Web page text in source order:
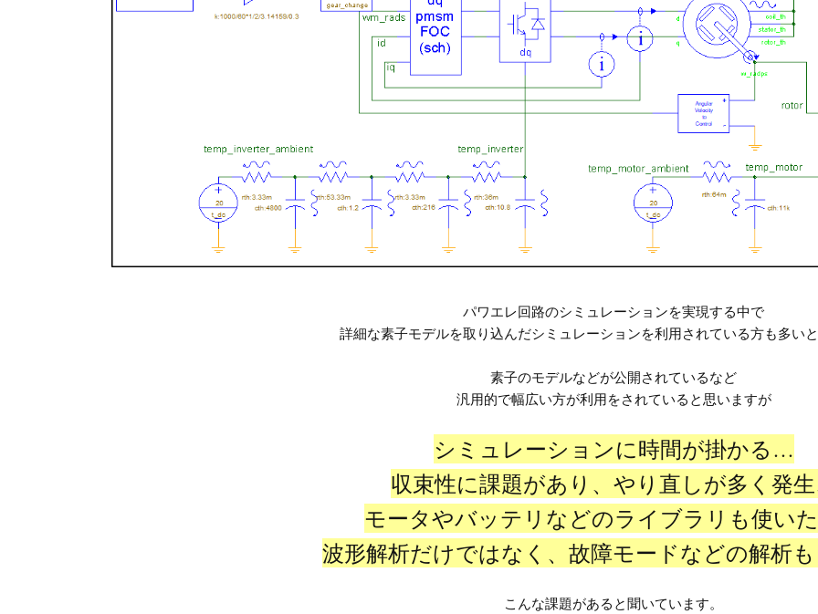
パワエレ回路のシミュレーションを実現する中で
詳細な素子モデルを取り込んだシミュレーションを利用されている方も多いと
素子のモデルなどが公開されているなど
汎用的で幅広い方が利用をされていると思いますが
シミュレーションに時間が掛かる…
収束性に課題があり、やり直しが多く発
モータやバッテリなどのライブラリも使い
波形解析だけではなく、故障モードなどの解析
こんな課題があると聞いています。